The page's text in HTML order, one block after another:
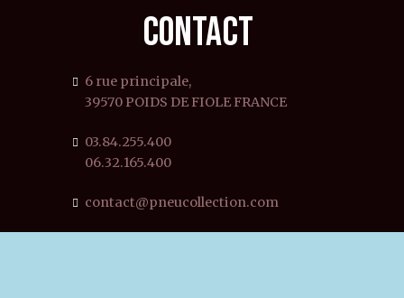
CONTACT
6 rue principale,
39570 POIDS DE FIOLE FRANCE
03.84.255.400
06.32.165.400
contact@pneucollection.com